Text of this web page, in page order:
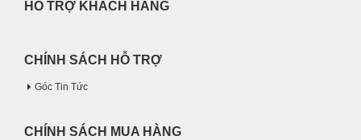
HỖ TRỢ KHÁCH HÀNG
CHÍNH SÁCH HỖ TRỢ
Góc Tin Tức
CHÍNH SÁCH MUA HÀNG